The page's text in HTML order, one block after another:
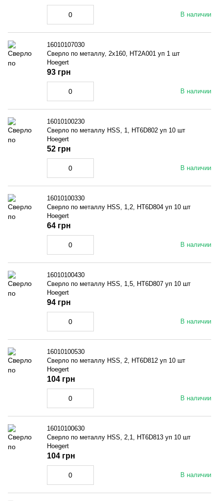
В наличии
16010107030
Сверло по металлу, 2x160, HT2A001 уп 1 шт
Hoegert
В наличии
93 грн
16010100230
Сверло по металлу HSS, 1, HT6D802 уп 10 шт
Hoegert
В наличии
52 грн
16010100330
Сверло по металлу HSS, 1,2, HT6D804 уп 10 шт
Hoegert
В наличии
64 грн
16010100430
Сверло по металлу HSS, 1,5, HT6D807 уп 10 шт
Hoegert
В наличии
94 грн
16010100530
Сверло по металлу HSS, 2, HT6D812 уп 10 шт
Hoegert
В наличии
104 грн
16010100630
Сверло по металлу HSS, 2,1, HT6D813 уп 10 шт
Hoegert
В наличии
104 грн